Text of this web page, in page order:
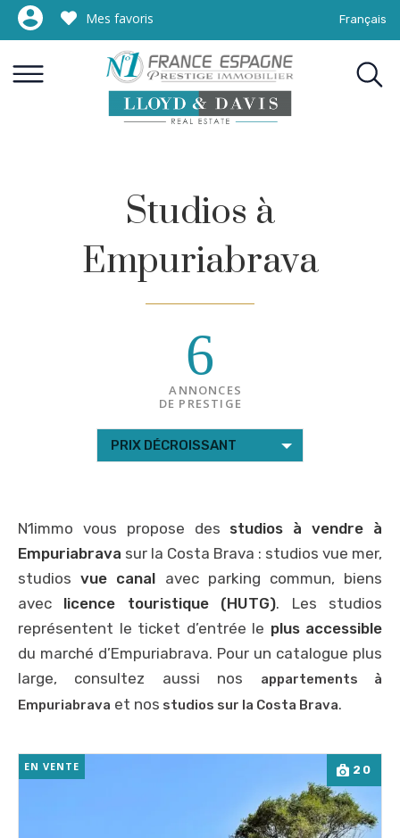
Mes favoris Français
Studios à
Empuriabrava
6
ANNONCES
DE PRESTIGE
PRIX DÉCROISSANT
N1immo vous propose des studios à vendre à
Empuriabrava sur la Costa Brava : studios vue mer,
studios vue canal avec parking commun, biens
avec licence touristique (HUTG). Les studios
représentent le ticket d’entrée le plus accessible
du marché d’Empuriabrava. Pour un catalogue plus
large, consultez aussi nos
appartements à
Empuriabrava et nos studios sur la Costa Brava.
20
EN VENTE